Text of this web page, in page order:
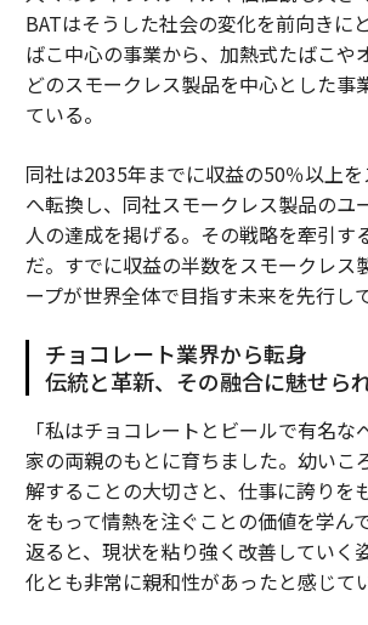
BATはそうした社会の変化を前向きに
ばこ中心の事業から、加熱式たばこや
どのスモークレス製品を中心とした事
ている。
同社は2035年までに収益の50％以上
へ転換し、同社スモークレス製品のユ
人の達成を掲げる。その戦略を牽引す
だ。すでに収益の半数をスモークレス
ープが世界全体で目指す未来を先行し
チョコレート業界から転身
伝統と革新、その融合に魅せら
「私はチョコレートとビールで有名な
家の両親のもとに育ちました。幼いこ
解することの大切さと、仕事に誇りを
をもって情熱を注ぐことの価値を学ん
返ると、現状を粘り強く改善していく
化とも非常に親和性があったと感じて